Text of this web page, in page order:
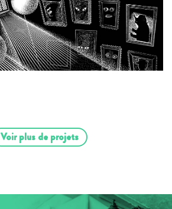
Voir plus de projets